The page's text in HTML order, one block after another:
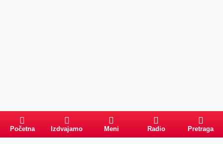
Početna Izdvajamo Meni Radio Pretraga